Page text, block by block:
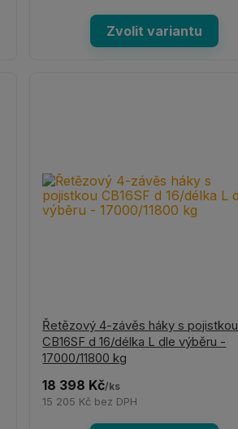
Zvolit variantu
Řetězový 4-závěs háky s pojistkou
CB16SF d 16/délka L dle výběru -
17000/11800 kg
18 398 Kč/ks
15 205 Kč bez DPH